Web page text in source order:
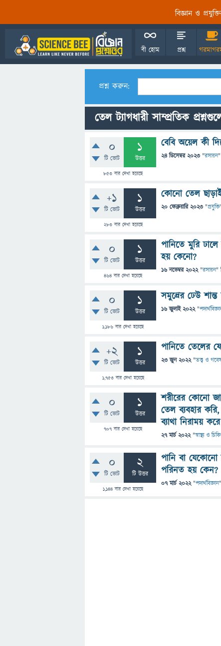
বিজ্ঞান ও
বী হোম প্রশ্ন
প্রশ্ন করুন:
তেল ট্যাগধারী সাম্প্রতিক
0
টি ভোট
1
উত্তর
853 বার দেখা হয়েছে
বেবি অয়েল কী
24 ডিসেম্বর 2023 "রসায়ন"
+1
টি ভোট
1
উত্তর
283বার দেখা হয়েছে
কোনো তেল ছাড়াই
20 ফেব্রুয়ারি 2023 "প্রযুক্তি
0
টি ভোট
1
উত্তর
464 বার দেখা হয়েছে
পানিতে মুরি
হয় কেনো?
16 নভেম্বর 2022 "রসায়ন"
0
টি ভোট
1
উত্তর
1,186 বার দেখা হয়েছে
সমুদ্রের ঢেউ
16 জুলাই 2022 "
+2
টি ভোট
1
উত্তর
1,753বার দেখা হয়েছে
পানিতে তেলের
23 জুন 2022 "তত্ত্ব ও
0
টি ভোট
1
উত্তর
707 বার দেখা হয়েছে
শরীরের কোনো
তেল ব্যবহার
ব্যাথা নিরাময়
27 মার্চ 2022 "স্বাস্থ্য ও
0
টি ভোট
2
টি উত্তর
1,144 বার দেখা হয়েছে
পানি বা
পরিনত হয় কেন?
07 মার্চ 2022 "পদার্থবিজ্ঞান